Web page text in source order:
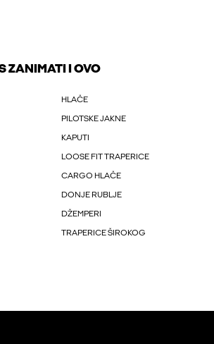
ZANIMATI I OVO
HLAČE
PILOTSKE JAKNE
KAPUTI
LOOSE FIT TRAPERICE
CARGO HLAČE
DONJE RUBLJE
DŽEMPERI
TRAPERICE ŠIROKOG